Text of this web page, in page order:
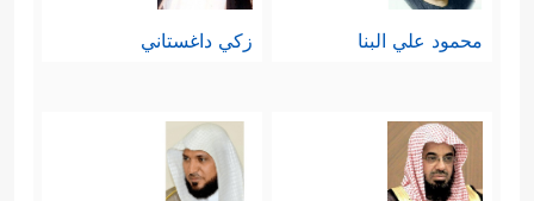
محمود علي البنا زكي داغستاني